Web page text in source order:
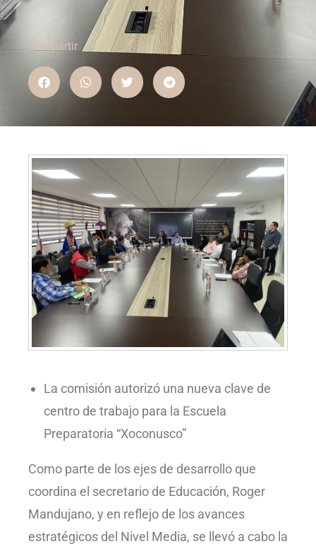
Compartir
La comisión autorizó una nueva clave de
centro de trabajo para la Escuela
Preparatoria “Xoconusco”
Como parte de los ejes de desarrollo que
coordina el secretario de Educación, Roger
Mandujano, y en reflejo de los avances
estratégicos del Nivel Media, se llevó a cabo la